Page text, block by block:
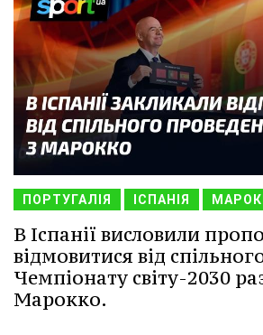
ПОРТУГАЛІЯ ІСПАНІЯ
В Іспанії висловили
відмовитися від
Чемпіонату світу-2030
Марокко.